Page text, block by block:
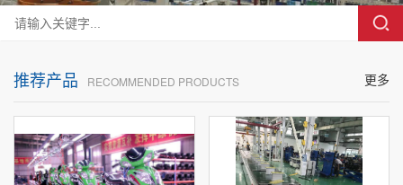
更多
推荐产品 RECOMMENDED PRODUCTS